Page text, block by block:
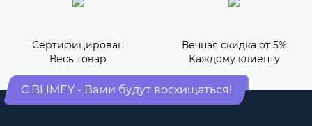
Сертифицирован
Весь товар
Вечная скидка от 5%
Каждому клиенту
С BLIMEY - Вами будут восхищаться!